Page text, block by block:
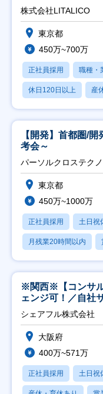
株式会社LITALICO
東京都
450万~700万
正社員採用 職種・
休日120日以上 産
【開発】首都圏/
考会～
パーソルクロステク
東京都
450万~1000万
正社員採用 土日祝
月残業20時間以内
※関西※【コンサ
ェンジ可！／自社
シェアフル株式会社
大阪府
400万~571万
正社員採用 土日祝